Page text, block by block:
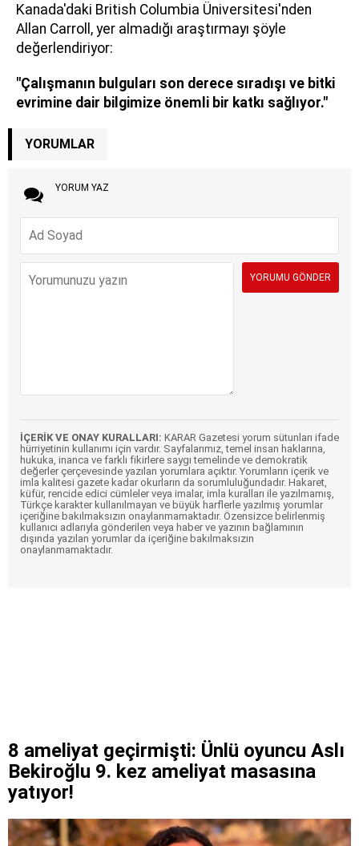
Kanada'daki British Columbia Üniversitesi'nden
Allan Carroll, yer almadığı araştırmayı şöyle
değerlendiriyor:
"Çalışmanın bulguları son derece sıradışı ve bitki
evrimine dair bilgimize önemli bir katkı sağlıyor."
YORUMLAR
YORUM YAZ
İÇERİK VE ONAY KURALLARI: KARAR Gazetesi yorum sütunları ifade
hürriyetinin kullanımı için vardır. Sayfalarımız, temel insan haklarına,
hukuka, inanca ve farklı fikirlere saygı temelinde ve demokratik
değerler çerçevesinde yazılan yorumlara açıktır. Yorumların içerik ve
imla kalitesi gazete kadar okurların da sorumluluğundadır. Hakaret,
küfür, rencide edici cümleler veya imalar, imla kuralları ile yazılmamış,
Türkçe karakter kullanılmayan ve büyük harflerle yazılmış yorumlar
içeriğine bakılmaksızın onaylanmamaktadır. Özensizce belirlenmiş
kullanıcı adlarıyla gönderilen veya haber ve yazının bağlamının
dışında yazılan yorumlar da içeriğine bakılmaksızın
onaylanmamaktadır.
8 ameliyat geçirmişti: Ünlü oyuncu Aslı
Bekiroğlu 9. kez ameliyat masasına
yatıyor!